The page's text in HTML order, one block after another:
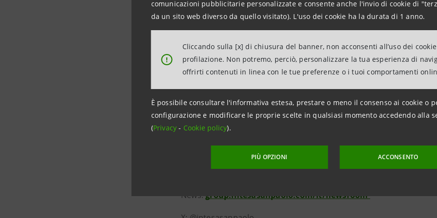
comunicazioni pubblicitarie personalizzate e consente anche l'invio di cookie di
da un sito web diverso da quello visitato). L'uso dei cookie ha la durata di 1 anno.
!
Cliccando sulla [x] di chiusura del banner, non acconsenti all’uso dei
profilazione. Non potremo, perciò, personalizzare la tua esperienza di
offrirti contenuti in linea con le tue preferenze o i tuoi comportamenti
È possibile consultare l'informativa estesa, prestare o meno il consenso ai cookie o
configurazione e modificare le proprie scelte in qualsiasi momento accedendo alla
(Privacy- Cookie policy).
PIÙ OPZIONI ACCONSENTO
Attività istituzionali, sociali e culturali
stampa@intesasanpaolo.com
Intesa Sanpaolo
Intesa Sanpaolo, con 422 miliardi di euro di impieghi e 1.400
fine settembre 2024, è il maggior gruppo bancario in Italia con una
livello europeo nel wealth management, con un forte
2025, sono previsti 115 miliardi di euro di erogazioni Impact per
favore e a supporto delle persone in difficoltà è di 1,5 miliardi di
Gallerie d’Italia, è sede espositiva del patrimonio artistico di
News:group.intesasanpaolo.com/it/newsroom